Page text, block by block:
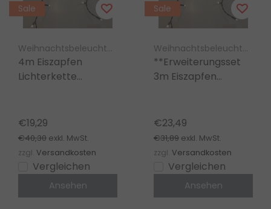
Sale
Weihnachtsbeleuchtung Luksus
4m Eiszapfen
Lichterkette
IP44 wasserdicht
€19,29
€40,30 exkl. MwSt.
zzgl. Versandkosten
Vergleichen
Ansehen
Sale
Weihnachtsbeleuchtung Luksus
**Erweiterungsset
3m Eiszapfen
IP44 Profi
wasserdicht**
€23,49
€31,89 exkl. MwSt.
zzgl. Versandkosten
Vergleichen
Ansehen